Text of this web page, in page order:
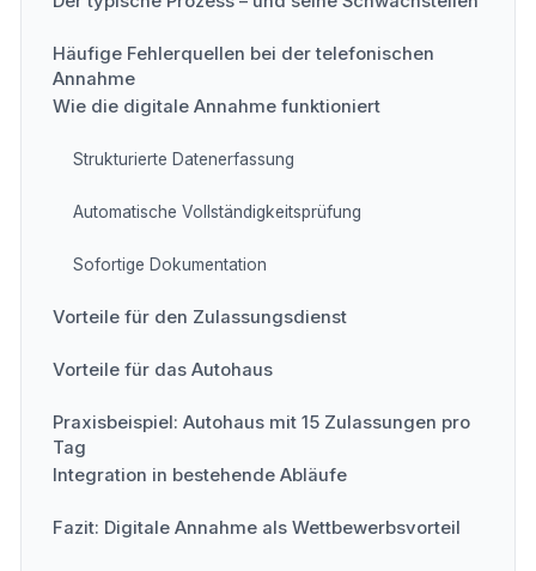
Häufige Fehlerquellen bei der telefonischen
Annahme
Wie die digitale Annahme funktioniert
Strukturierte Datenerfassung
Automatische Vollständigkeitsprüfung
Sofortige Dokumentation
Vorteile für den Zulassungsdienst
Vorteile für das Autohaus
Praxisbeispiel: Autohaus mit 15 Zulassungen pro
Tag
Integration in bestehende Abläufe
Fazit: Digitale Annahme als Wettbewerbsvorteil